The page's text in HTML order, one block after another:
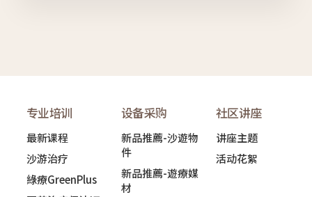
专业培训
最新课程
沙游治疗
綠療GreenPlus
设备采购
新品推薦-沙遊物
件
新品推薦-遊療媒
材
社区讲座
讲座主题
活动花絮